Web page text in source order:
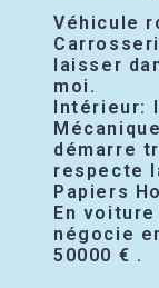
Véhicule
laisser
moi.
Intérieur:
démarre
respecte
Papiers
En
négocie
50000 € .